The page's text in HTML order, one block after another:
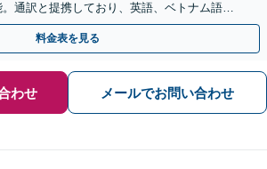
通訳と提携しており、英語、ベトナム語、
です（通訳料別途）。
料金表を見る
わせ メールでお問い合わせ